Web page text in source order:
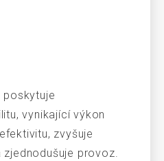
poskytuje
vynikající výkon
zvyšuje
provoz.